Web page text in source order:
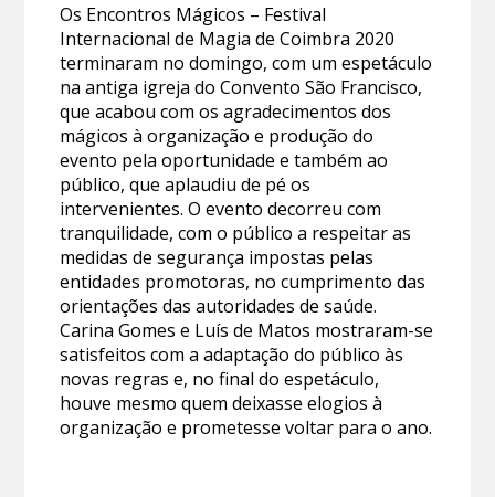
Os Encontros Mágicos – Festival
Internacional de Magia de Coimbra 2020
terminaram no domingo, com um espetáculo
na antiga igreja do Convento São Francisco,
que acabou com os agradecimentos dos
mágicos à organização e produção do
evento pela oportunidade e também ao
público, que aplaudiu de pé os
intervenientes. O evento decorreu com
tranquilidade, com o público a respeitar as
medidas de segurança impostas pelas
entidades promotoras, no cumprimento das
orientações das autoridades de saúde.
Carina Gomes e Luís de Matos mostraram-se
satisfeitos com a adaptação do público às
novas regras e, no final do espetáculo,
houve mesmo quem deixasse elogios à
organização e prometesse voltar para o ano.